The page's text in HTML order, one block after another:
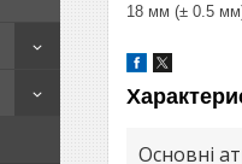
18 мм (± 0.5
Основні